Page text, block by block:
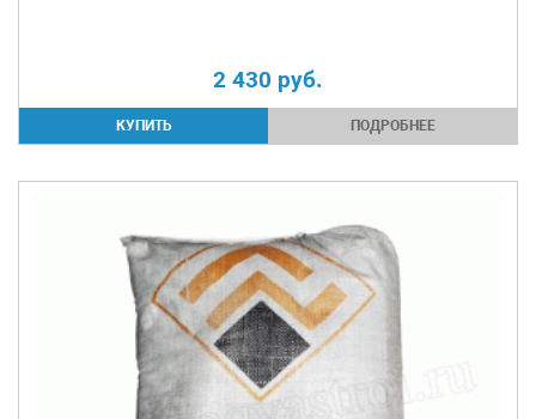
2 430 руб.
ПОДРОБНЕЕ